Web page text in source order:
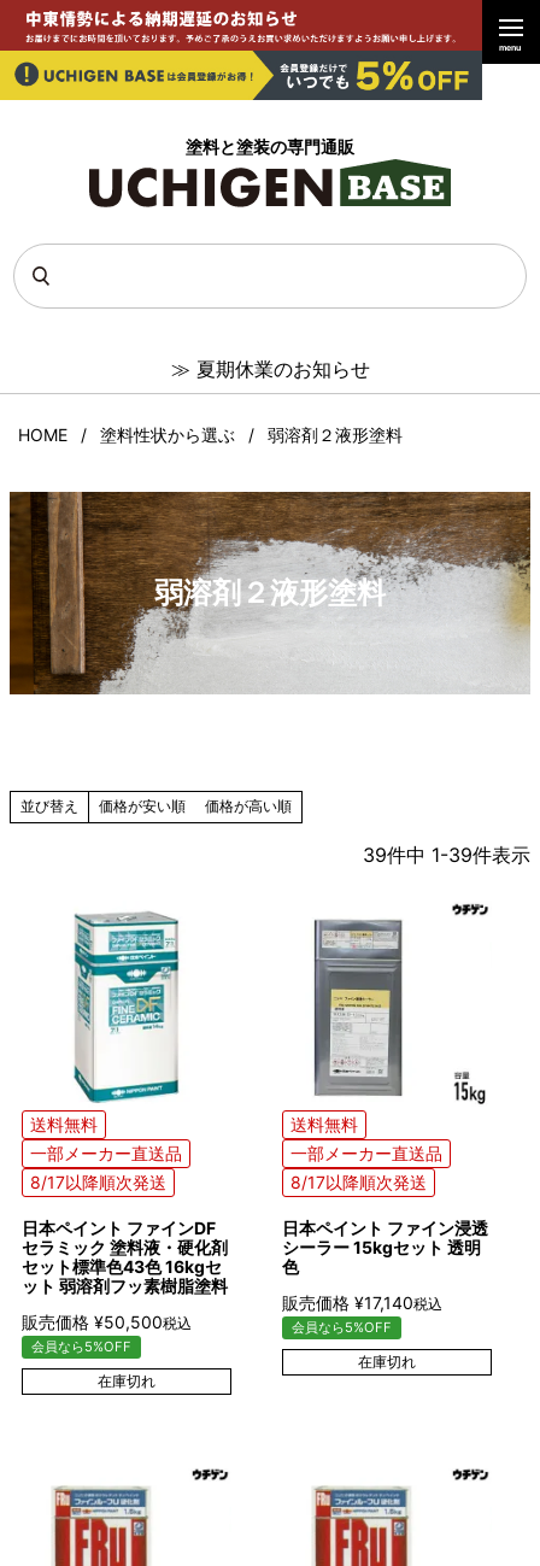
塗料と塗装の専門通販
≫ 夏期休業のお知らせ
menu
HOME 塗料性状から選ぶ 弱溶剤２液形塗料
弱溶剤２液形塗料
並び替え 価格が安い順 価格が高い順
39件中 1-39件表示
送料無料
一部メーカー直送品
8/17以降順次発送
日本ペイント ファインDF
セラミック 塗料液・硬化剤
セット標準色43色 16kgセ
ット 弱溶剤フッ素樹脂塗料
販売価格 ¥50,500税込
会員なら5%OFF
在庫切れ
送料無料
一部メーカー直送品
8/17以降順次発送
日本ペイント ファイン浸透
シーラー 15kgセット 透明
色
販売価格 ¥17,140税込
会員なら5%OFF
在庫切れ